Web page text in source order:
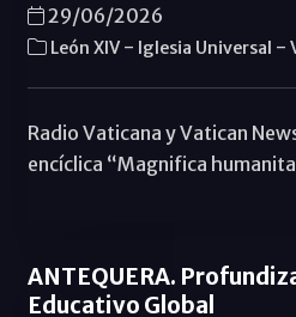
29/06/2026
León XIV - Iglesia Universal -
Radio Vaticana y Vatican
encíclica “Magnifica
ANTEQUERA.
Educativo Global